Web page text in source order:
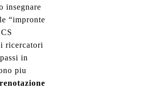
insegnare
“impronte
ricercatori
in
piu